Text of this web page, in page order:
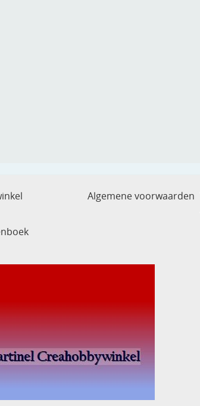
Algemene voorwaarden